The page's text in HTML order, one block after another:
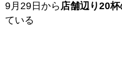
9月29日から 店舗辺り20
ている